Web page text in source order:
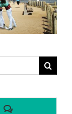
Comentaris